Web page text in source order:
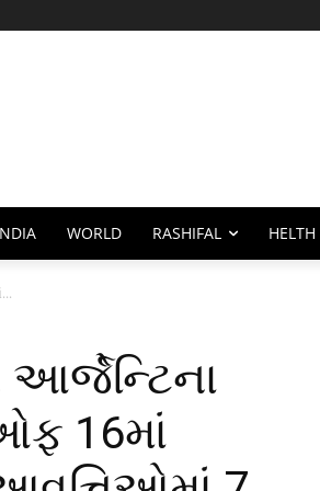
WORLD RASHIFAL HELTH
આર્જેન્ટિના
16માં